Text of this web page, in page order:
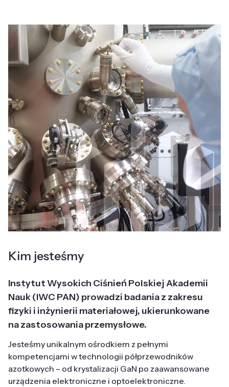
Kim jesteśmy
Instytut Wysokich Ciśnień Polskiej Akademii
Nauk (IWC PAN) prowadzi badania z zakresu
fizyki i inżynierii materiałowej, ukierunkowane
na zastosowania przemysłowe.
Jesteśmy unikalnym ośrodkiem z pełnymi
kompetencjami w technologii półprzewodników
azotkowych – od krystalizacji GaN po zaawansowane
urządzenia elektroniczne i optoelektroniczne.